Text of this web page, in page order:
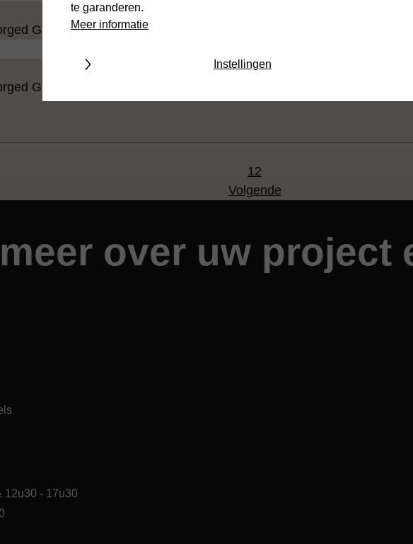
Gun Metal
Gun Metal
12
Volgende
over uw project
12u30 - 17u30
te garanderen.
Meer informatie
Aanvaard alle cookies Instellingen